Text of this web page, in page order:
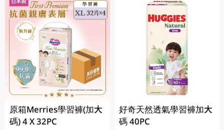
原箱Merries學習褲(加大
碼) 4 X 32PC
好奇天然透氣學習褲加大
碼 40PC